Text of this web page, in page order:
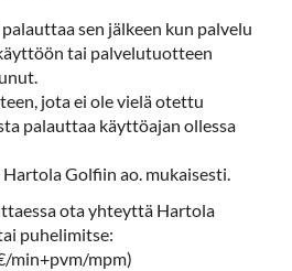
sen jälkeen kun palvelu
tai palvelutuotteen
jota ei ole vielä otettu
palauttaa käyttöajan ollessa
Golfiin ao. mukaisesti.
ota yhteyttä Hartola
puhelimitse:
min+pvm/mpm)